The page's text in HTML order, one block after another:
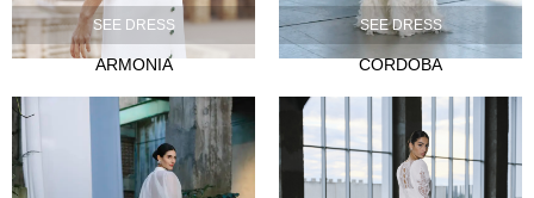
SEE DRESS
ARMONIA
SEE DRESS
CORDOBA